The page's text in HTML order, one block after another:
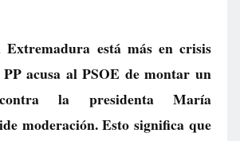
está más en crisis
acusa al PSOE de montar un
la presidenta María
moderación. Esto significa que